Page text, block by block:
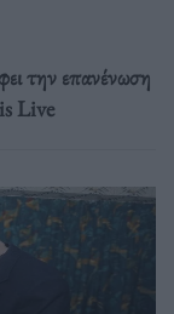
την επανένωση
Live